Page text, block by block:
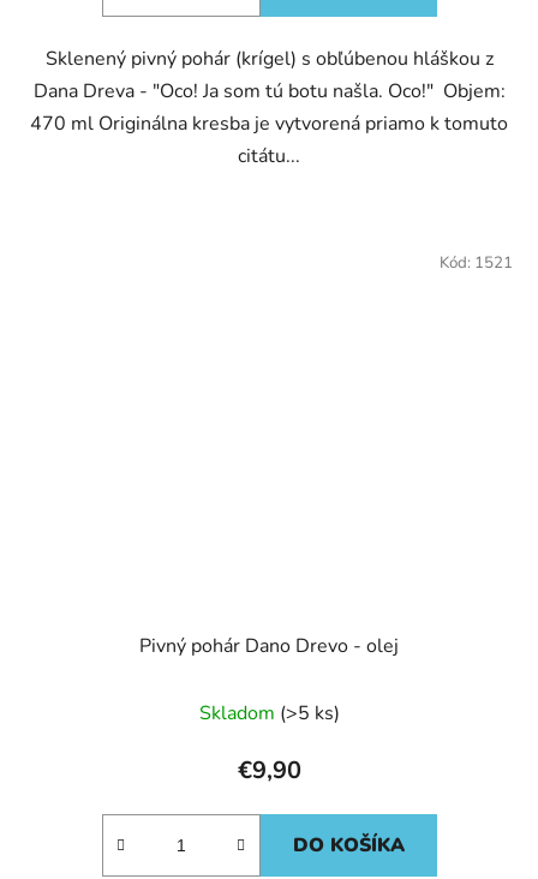
Sklenený pivný pohár (krígel) s obľúbenou hláškou z
Dana Dreva - "Oco! Ja som tú botu našla. Oco!" Objem:
470 ml Originálna kresba je vytvorená priamo k tomuto
citátu...
Pivný pohár Dano Drevo - olej
Skladom (>5 ks)
€9,90
DO KOŠÍKA
Kód: 1521